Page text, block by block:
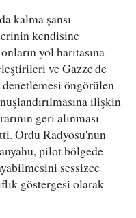
kalma şansı
kendisine
yol haritasına
ve Gazze'de
öngörülen
ilişkin
geri alınması
Ordu Radyosu'nun
pilot bölgede
sessizce
göstergesi olarak